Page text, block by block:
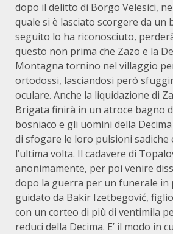
dopo il delitto di Borgo Velesici,
quale si è lasciato scorgere da un
seguito lo ha riconosciuto,
questo non prima che Zazo e la
Montagna tornino nel villaggio
ortodossi, lasciandosi però
oculare. Anche la liquidazione di
Brigata finirà in un atroce bagno
bosniaco e gli uomini della
di sfogare le loro pulsioni sadiche
l’ultima volta. Il cadavere di
anonimamente, per poi venire
dopo la guerra per un funerale in
guidato da Bakir Izetbegović,
con un corteo di più di ventimila
reduci della Decima. E’ il modo in